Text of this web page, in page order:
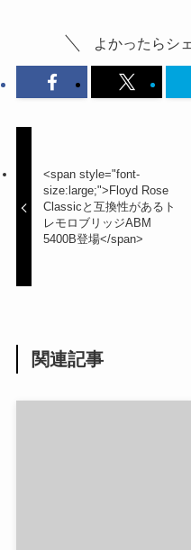
よかったらシ
<span style="font-
size:large;">Floyd Rose
Classicと互換性があるト
レモロブリッジABM
5400B登場</span>
関連記事